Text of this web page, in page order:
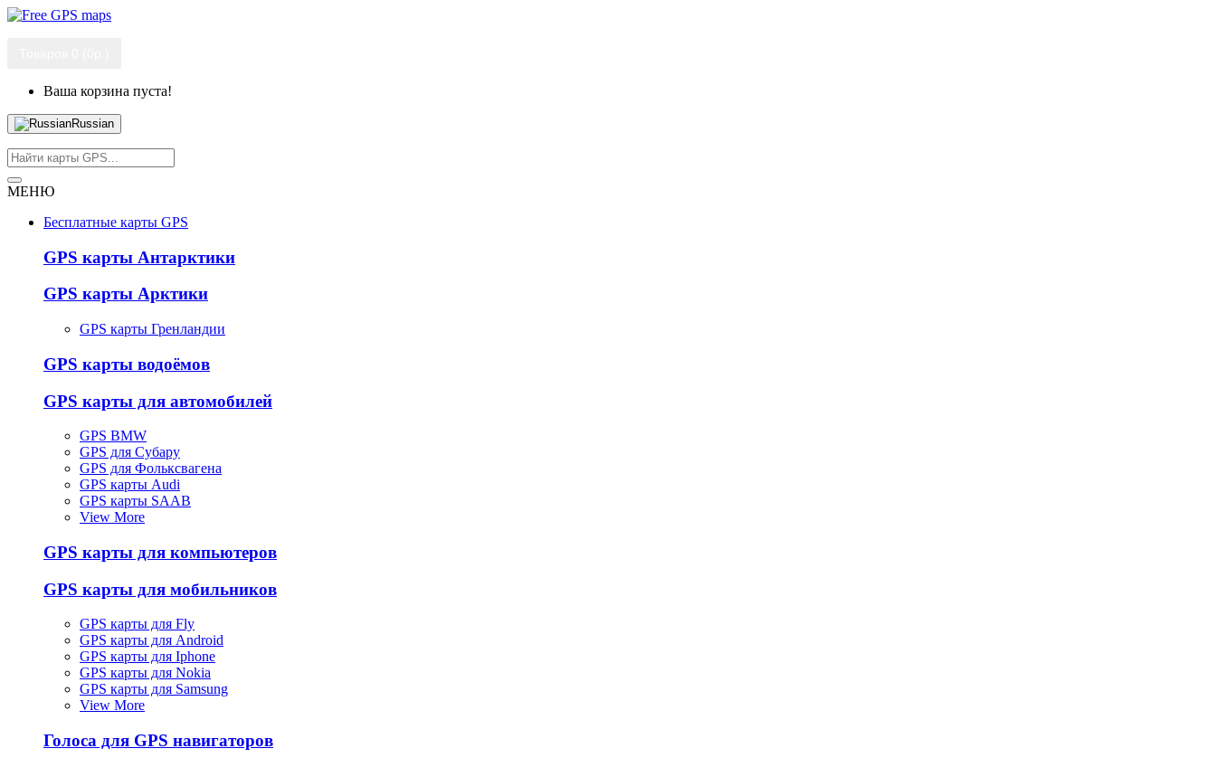
Ваша корзина пуста!
Russian
МЕНЮ
Бесплатные карты GPS
GPS карты Антарктики
GPS карты Арктики
GPS карты Гренландии
GPS карты водоёмов
GPS карты для автомобилей
GPS BMW
GPS для Субару
GPS для Фольксвагена
GPS карты Audi
GPS карты SAAB
View More
GPS карты для компьютеров
GPS карты для мобильников
GPS карты для Fly
GPS карты для Android
GPS карты для Iphone
GPS карты для Nokia
GPS карты для Samsung
View More
Голоса для GPS навигаторов